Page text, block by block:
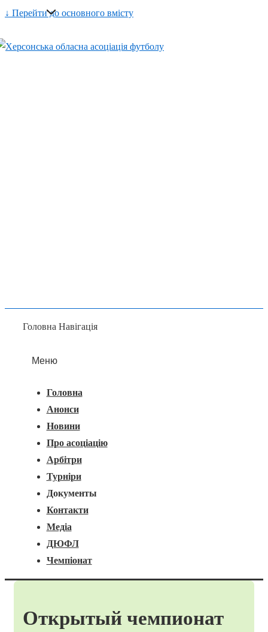
↓ Перейти до основного вмісту
Головна Навігація
Меню
Головна
Анонси
Новини
Про асоціацію
Арбітри
Турніри
Документы
Контакти
Медіа
ДЮФЛ
Чемпіонат
Открытый чемпионат